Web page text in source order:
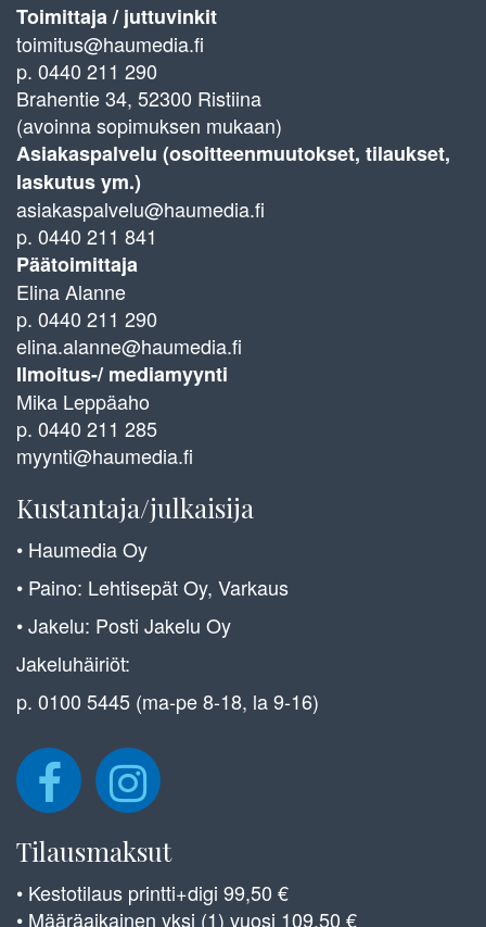
Toimittaja / juttuvinkit
toimitus@haumedia.fi
p. 0440 211 290
Brahentie 34, 52300 Ristiina
(avoinna sopimuksen mukaan)
Asiakaspalvelu (osoitteenmuutokset, tilaukset,
laskutus ym.)
asiakaspalvelu@haumedia.fi
p. 0440 211 841
Päätoimittaja
Elina Alanne
p. 0440 211 290
elina.alanne@haumedia.fi
Ilmoitus-/ mediamyynti
Mika Leppäaho
p. 0440 211 285
myynti@haumedia.fi
Kustantaja/julkaisija
• Haumedia Oy
• Paino: Lehtisepät Oy, Varkaus
• Jakelu: Posti Jakelu Oy
Jakeluhäiriöt:
p. 0100 5445 (ma-pe 8-18, la 9-16)
Tilausmaksut
• Kestotilaus printti+digi 99,50 €
• Määräaikainen yksi (1) vuosi 109,50 €